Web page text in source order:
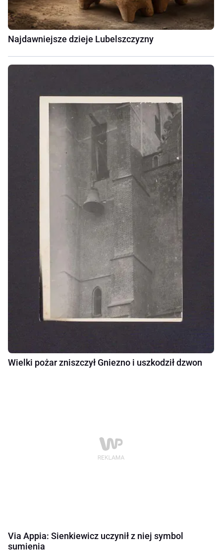
Najdawniejsze dzieje Lubelszczyzny
Wielki pożar zniszczył Gniezno i uszkodził dzwon
Via Appia: Sienkiewicz uczynił z niej symbol
sumienia